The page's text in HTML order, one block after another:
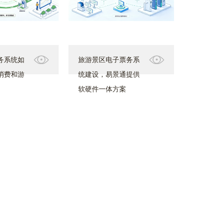
系统如
费和游
旅游景区电子票务系
统建设，易景通提供
软硬件一体方案